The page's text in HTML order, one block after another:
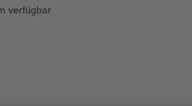
verfügbar